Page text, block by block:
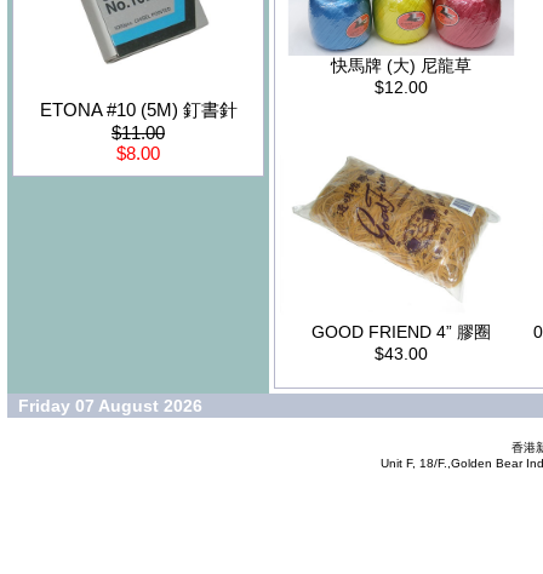
ETONA #10 (5M) 釘書針
$11.00
$8.00
快馬牌 (大) 尼龍草
$12.00
GOOD FRIEND 4” 膠圈
$43.00
Friday 07 August 2026
香港
Unit F, 18/F.,Golden Bear